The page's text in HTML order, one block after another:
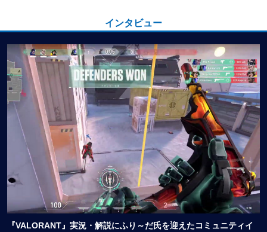
インタビュー
『VALORANT』実況・解説にふり～だ氏を迎えたコミュニティイ